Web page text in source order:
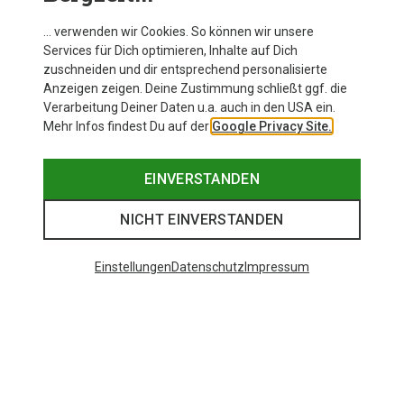
… verwenden wir Cookies. So können wir unsere
Services für Dich optimieren, Inhalte auf Dich
zuschneiden und dir entsprechend personalisierte
Anzeigen zeigen. Deine Zustimmung schließt ggf. die
Verarbeitung Deiner Daten u.a. auch in den USA ein.
Mehr Infos findest Du auf der Google Privacy Site.
EINVERSTANDEN
NICHT EINVERSTANDEN
EinstellungenDatenschutz Impressum